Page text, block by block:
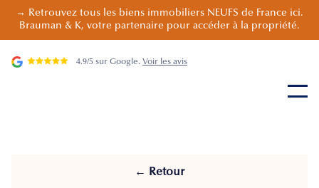
→ Retrouvez tous les biens immobiliers NEUFS de France ici.
Brauman & K, votre partenaire pour accéder à la propriété.
4.9/5 sur Google. Voir les avis
← Retour